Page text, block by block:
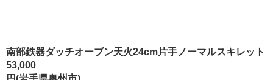
南部鉄器ダッチオーブン天火24cm片手ノーマルスキレット
53,000